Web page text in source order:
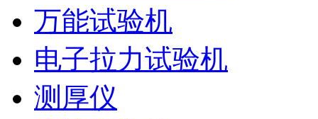
万能试验机
电子拉力试验机
测厚仪